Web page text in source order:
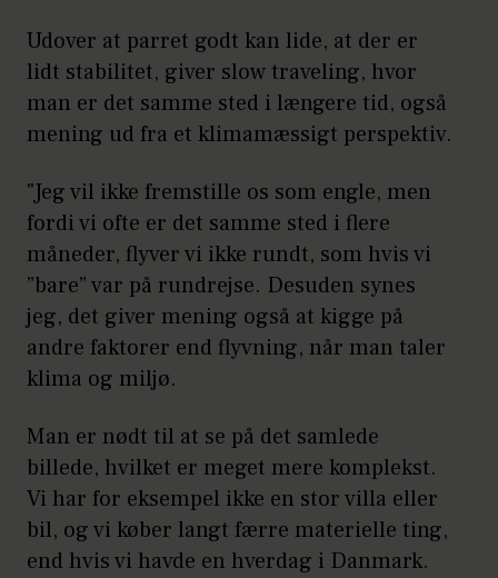
Udover at parret godt kan lide, at der er
lidt stabilitet, giver slow traveling, hvor
man er det samme sted i længere tid, også
mening ud fra et klimamæssigt perspektiv.
"Jeg vil ikke fremstille os som engle, men
fordi vi ofte er det samme sted i flere
måneder, flyver vi ikke rundt, som hvis vi
”bare” var på rundrejse. Desuden synes
jeg, det giver mening også at kigge på
andre faktorer end flyvning, når man taler
klima og miljø.
Man er nødt til at se på det samlede
billede, hvilket er meget mere komplekst.
Vi har for eksempel ikke en stor villa eller
bil, og vi køber langt færre materielle ting,
end hvis vi havde en hverdag i Danmark.